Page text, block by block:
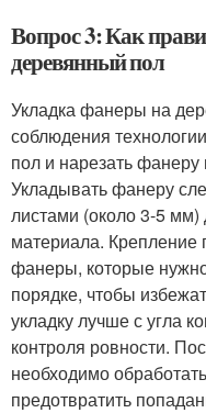
Вопрос 3: Как
деревянный пол
Укладка фанеры на
соблюдения
пол и нарезать фанеру
Укладывать фанеру
листами (около 3-5
материала. Крепление
фанеры, которые
порядке, чтобы
укладку лучше с угла
контроля ровности.
необходимо
предотвратить